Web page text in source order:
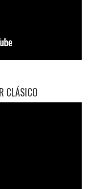
CLÁSICO